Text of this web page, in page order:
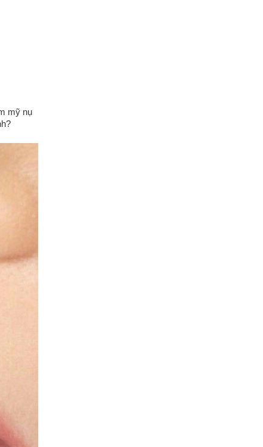
mỹ nụ